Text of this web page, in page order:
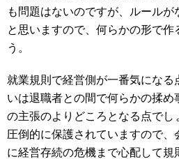
も問題はないのですが、ルール
と思いますので、何らかの形で作
う。
就業規則で経営側が一番気になる
いは退職者との間で何らかの揉め
の主張のよりどころとなる点でし
圧倒的に保護されていますので
に経営存続の危機まで心配して